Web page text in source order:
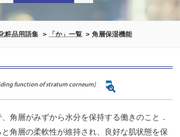
粧品用語集 「か」一覧 角層保湿機能
function of stratum corneum]
角層がみずから水分を保持する働きのこと．
角層の柔軟性が維持され、良好な肌状態を保